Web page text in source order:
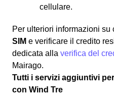
cellulare.
Per ulteriori informazioni su
SIM e verificare il credito
dedicata alla verifica del
Mairago.
Tutti i servizi aggiuntivi
con Wind Tre